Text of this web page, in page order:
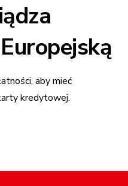
aby mieć
kredytowej.